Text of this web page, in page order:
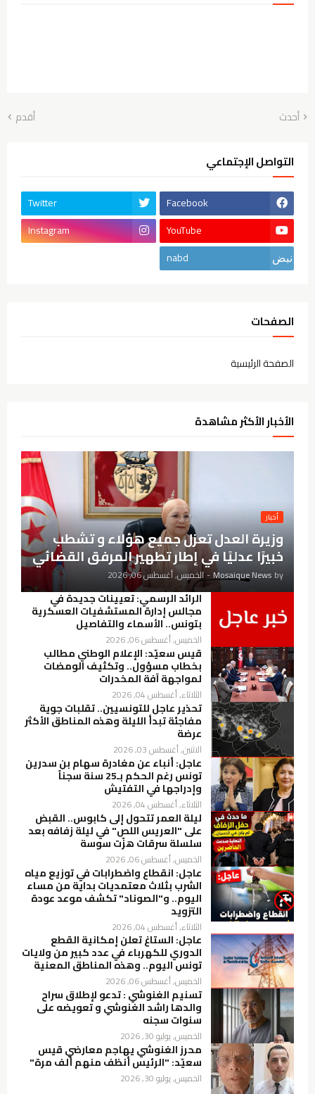
أحدث أقدم
التواصل الإجتماعي
Facebook
Twitter
YouTube
Instagram
nabd
الصفحات
الصفحة الرئيسية
الأخبار الأكثر مشاهدة
أخبار
وزيرة العدل تعزل جميع هؤلاء و تشطب
خبيرًا عدليًا في إطار تطهير المرفق القضائي
by
Mosaique News
- الخميس, أغسطس 06, 2026
الرائد الرسمي: تعيينات جديدة في
مجالس إدارة المستشفيات العسكرية
بتونس.. الأسماء والتفاصيل
الخميس, أغسطس 06, 2026
قيس سعيّد: الإعلام الوطني مطالب
بخطاب مسؤول.. وتكثيف الومضات
لمواجهة آفة المخدرات
الثلاثاء, أغسطس 04, 2026
تحذير عاجل للتونسيين.. تقلبات جوية
مفاجئة تبدأ الليلة وهذه المناطق الأكثر
عرضة
الاثنين, أغسطس 03, 2026
عاجل: أنباء عن مغادرة سهام بن سدرين
تونس رغم الحكم بـ25 سنة سجناً
وإدراجها في التفتيش
الثلاثاء, أغسطس 04, 2026
ليلة العمر تتحول إلى كابوس.. القبض
على "العريس اللص" في ليلة زفافه بعد
سلسلة سرقات هزّت سوسة
الخميس, أغسطس 06, 2026
عاجل: انقطاع واضطرابات في توزيع مياه
الشرب بثلاث معتمديات بداية من مساء
اليوم.. و"الصوناد" تكشف موعد عودة
التزويد
الثلاثاء, أغسطس 04, 2026
عاجل: الستاغ تعلن إمكانية القطع
الدوري للكهرباء في عدد كبير من ولايات
تونس اليوم.. وهذه المناطق المعنية
الخميس, أغسطس 06, 2026
تسنيم الغنوشي : تدعو لإطلاق سراح
والدها راشد الغنوشي و تعويضه على
سنوات سجنه
الخميس, يوليو 30, 2026
محرز الغنوشي يهاجم معارضي قيس
سعيّد: "الرئيس أنظف منهم ألف مرة"
الخميس, يوليو 30, 2026